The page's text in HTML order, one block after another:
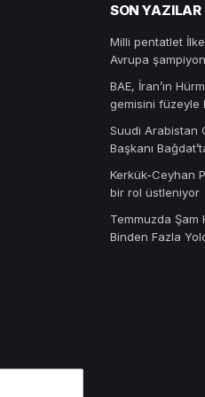
SON YAZILAR
Milli pentatlet
Avrupa
BAE, İran’ın
gemisini füzeyle
Suudi Arabistan
Başkanı
Kerkük-Ceyhan
bir rol üstleniyor
Temmuzda Şam
Binden Fazla